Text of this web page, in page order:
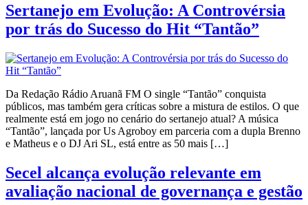
Sertanejo em Evolução: A Controvérsia
por trás do Sucesso do Hit “Tantão”
Da Redação Rádio Aruanã FM O single “Tantão” conquista
públicos, mas também gera críticas sobre a mistura de estilos. O que
realmente está em jogo no cenário do sertanejo atual? A música
“Tantão”, lançada por Us Agroboy em parceria com a dupla Brenno
e Matheus e o DJ Ari SL, está entre as 50 mais […]
Secel alcança evolução relevante em
avaliação nacional de governança e gestão